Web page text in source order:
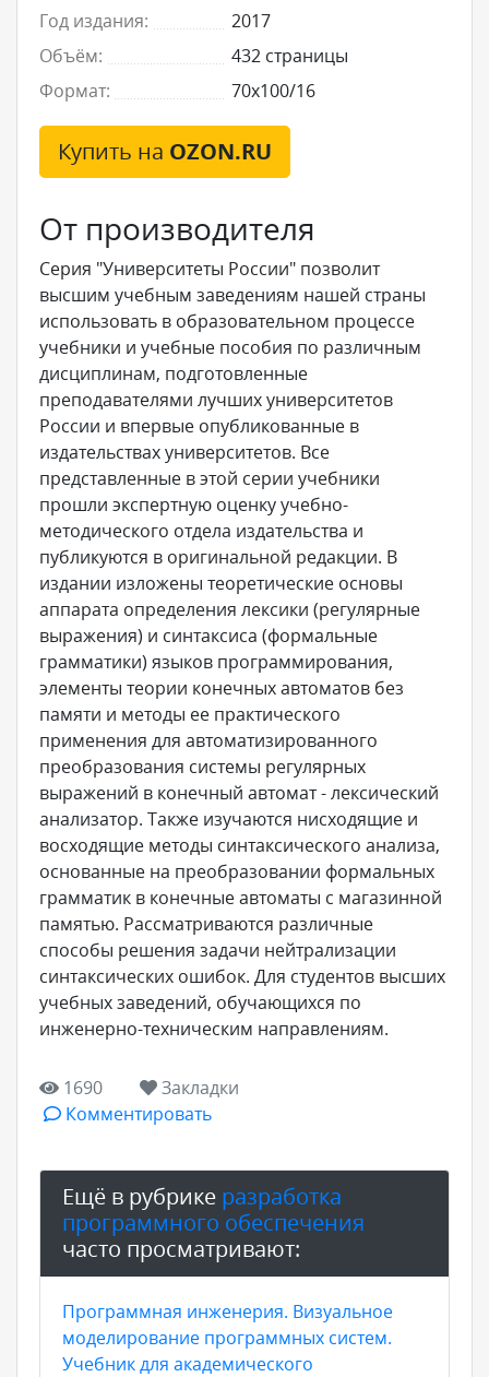
Год издания:
2017
Объём:
432 страницы
Формат:
70x100/16
Купить на OZON.RU
От производителя
Серия "Университеты России" позволит
высшим учебным заведениям нашей страны
использовать в образовательном процессе
учебники и учебные пособия по различным
дисциплинам, подготовленные
преподавателями лучших университетов
России и впервые опубликованные в
издательствах университетов. Все
представленные в этой серии учебники
прошли экспертную оценку учебно-
методического отдела издательства и
публикуются в оригинальной редакции. В
издании изложены теоретические основы
аппарата определения лексики (регулярные
выражения) и синтаксиса (формальные
грамматики) языков программирования,
элементы теории конечных автоматов без
памяти и методы ее практического
применения для автоматизированного
преобразования системы регулярных
выражений в конечный автомат - лексический
анализатор. Также изучаются нисходящие и
восходящие методы синтаксического анализа,
основанные на преобразовании формальных
грамматик в конечные автоматы с магазинной
памятью. Рассматриваются различные
способы решения задачи нейтрализации
синтаксических ошибок. Для студентов высших
учебных заведений, обучающихся по
инженерно-техническим направлениям.
1690
Закладки
Комментировать
Ещё в рубрике разработка
программного обеспечения
часто просматривают:
Программная инженерия. Визуальное
моделирование программных систем.
Учебник для академического